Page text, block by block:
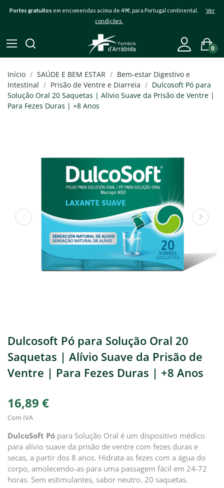
Portes gratuitos em encomendas acima de 49€, para Portugal continental. Ver
condições.
0
Início SAÚDE E BEM ESTAR
Bem-estar Digestivo e
Intestinal
Prisão de Ventre e Diarreia
Dulcosoft Pó para
Solução Oral 20 Saquetas | Alívio Suave da Prisão de Ventre |
Para Fezes Duras | +8 Anos
Dulcosoft Pó para Solução Oral 20
Saquetas | Alívio Suave da Prisão de
Ventre | Para Fezes Duras | +8 Anos
16,89 €
Com IVA
DulcoSoft Pó para Solução Oral é um dispositivo médico
para alívio suave da prisão de ventre com fezes duras e
secas, a partir dos 8 anos. Hidrata as fezes com a água do
corpo, amolecendo-as para uma passagem fácil em 24-72
horas. Sem estimulantes, sabor neutro. 20 saquetas.